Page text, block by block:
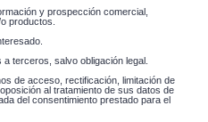
y prospección comercial,
productos.
terceros, salvo obligación legal.
de acceso, rectificación, limitación de
al tratamiento de sus datos de
del consentimiento prestado para el